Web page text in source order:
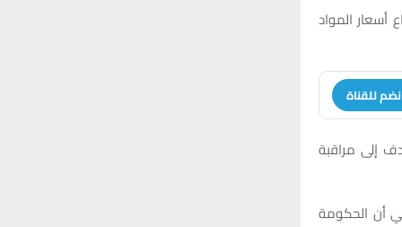
المواد
للقناة
إلى مراقبة
أن الحكومة